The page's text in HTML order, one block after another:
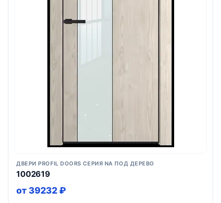
ДВЕРИ PROFIL DOORS СЕРИЯ NA ПОД ДЕРЕВО
1002619
от 39232 ₽